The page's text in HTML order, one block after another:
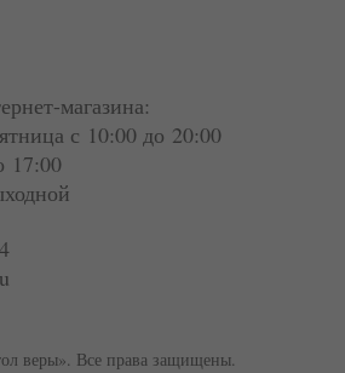
магазина:
с 10:00 до 20:00
17:00
веры». Все права защищены.